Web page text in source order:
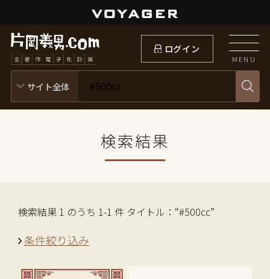
ログイン
MENU
検索結果
検索結果 1 のうち 1-1 件 タイトル：“#500cc”
条件絞り込み